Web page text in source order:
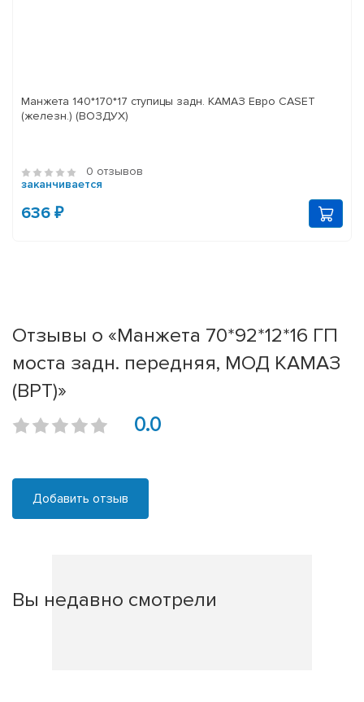
Манжета 140*170*17 ступицы задн. КАМАЗ Евро CASET
(железн.) (ВОЗДУХ)
0 отзывов
заканчивается
636 ₽
Отзывы о «Манжета 70*92*12*16 ГП
моста задн. передняя, МОД КАМАЗ
(ВРТ)»
0.0
Добавить отзыв
Вы недавно смотрели